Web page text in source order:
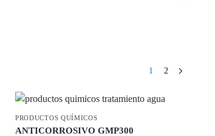
1 2
PRODUCTOS QUÍMICOS
ANTICORROSIVO GMP300